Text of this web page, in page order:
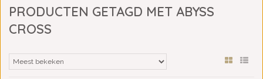
PRODUCTEN GETAGD MET ABYSS
CROSS